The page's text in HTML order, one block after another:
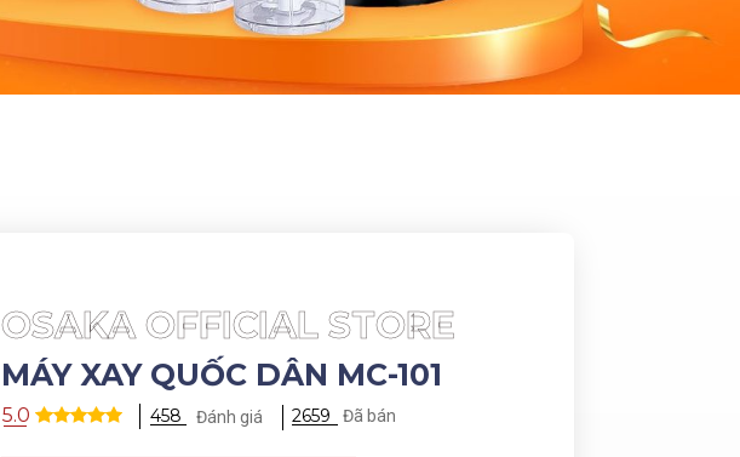
MÁY XAY QUỐC DÂN MC-101
OSAKA OFFICIAL STORE
Đánh giá
458 Đã bán
2659
5.0